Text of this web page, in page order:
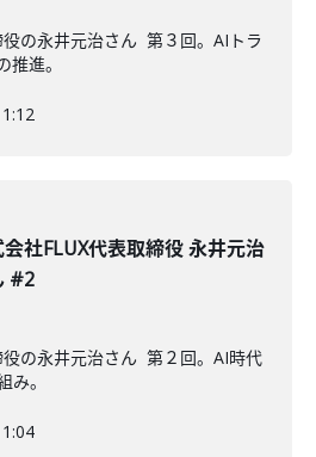
の永井元治さん 第３回。AIトラ
進。
社FLUX代表取締役 永井元治
#2
の永井元治さん 第２回。AI時代
み。